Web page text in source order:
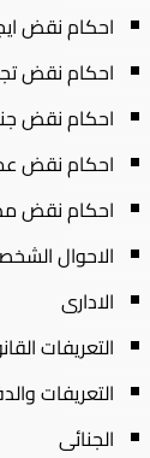
احكام نقض
احكام نقض
احكام نقض
احكام نقض
احكام نقض
الاحوال
الادارى
التعريفات
التعريفات
الجنائى